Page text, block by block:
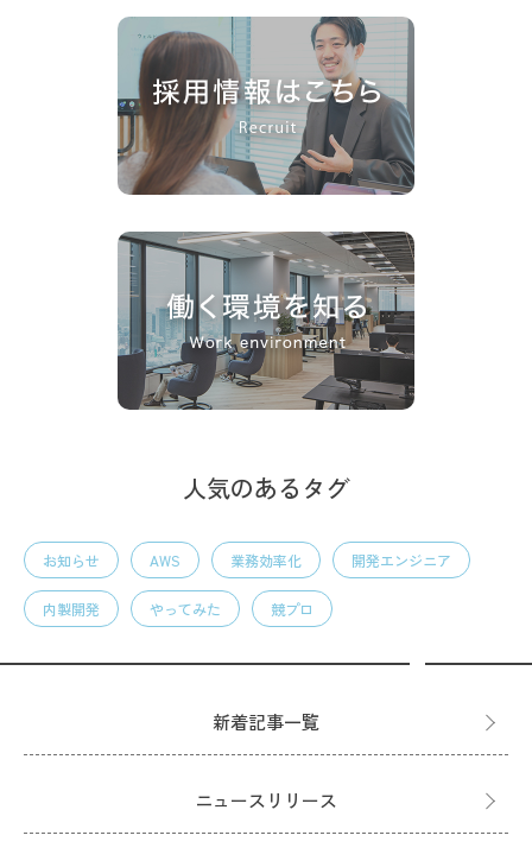
人気のあるタグ
お知らせ AWS 業務効率化 開発エンジニア
内製開発 やってみた 競プロ
新着記事一覧
ニュースリリース